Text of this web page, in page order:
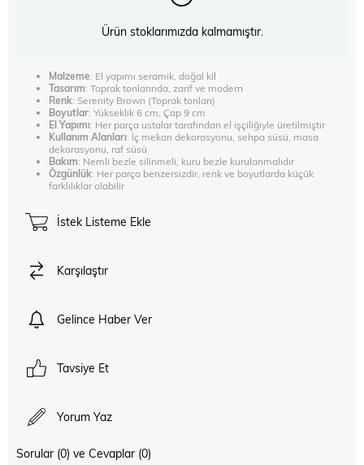
Ürün stoklarımızda kalmamıştır.
Malzeme: El yapımı seramik, doğal kil
Tasarım: Toprak tonlarında, zarif ve modern
Renk: Serenity Brown (Toprak tonları)
Boyutlar: Yükseklik 6 cm, Çap 9 cm
El Yapımı: Her parça ustalar tarafından el işçiliğiyle üretilmiştir
Kullanım Alanları: İç mekan dekorasyonu, sehpa süsü, masa
dekorasyonu, raf süsü
Bakım: Nemli bezle silinmeli, kuru bezle kurulanmalıdır
Özgünlük: Her parça benzersizdir, renk ve boyutlarda küçük
farklılıklar olabilir
İstek Listeme Ekle
Karşılaştır
Gelince Haber Ver
Tavsiye Et
Yorum Yaz
Sorular (0) ve Cevaplar (0)